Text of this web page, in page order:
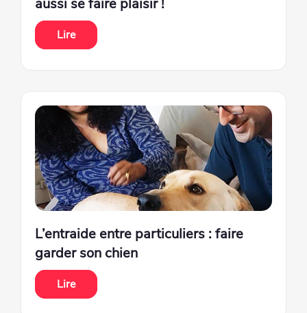
aussi se faire plaisir !
Lire
L’entraide entre particuliers : faire
garder son chien
Lire